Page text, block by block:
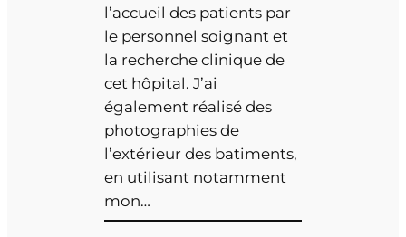
l’accueil des patients par
le personnel soignant et
la recherche clinique de
cet hôpital. J’ai
également réalisé des
photographies de
l’extérieur des batiments,
en utilisant notamment
mon…